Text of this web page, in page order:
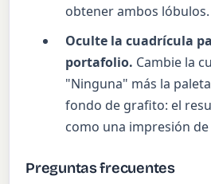
obtener ambos lóbulos.
Oculte la cuadrícula
portafolio. Cambie la
"Ninguna" más la
fondo de grafito: el
como una impresión
Preguntas frecuentes